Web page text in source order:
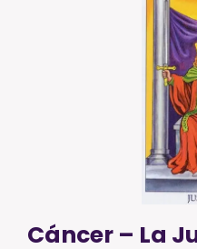
Cáncer – La